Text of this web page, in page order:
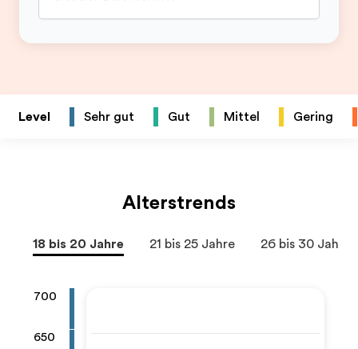
Level Sehr gut Gut Mittel Gering
Alterstrends
18 bis 20 Jahre 21 bis 25 Jahre 26 bis 30 Jahre
700
650